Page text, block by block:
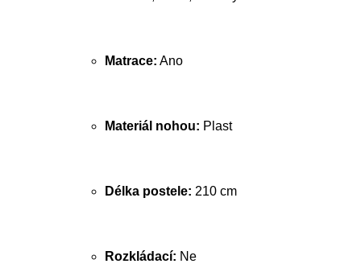
Matrace: Ano
Materiál nohou: Plast
Délka postele: 210 cm
Rozkládací: Ne